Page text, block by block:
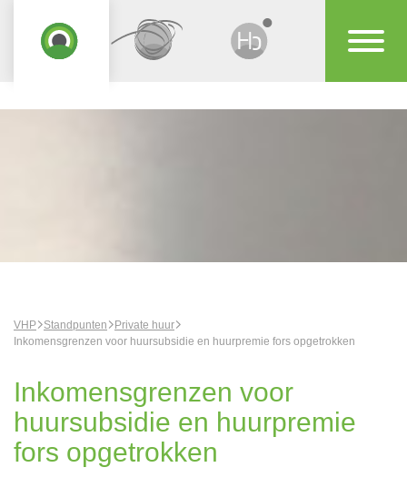
VHP Standpunten
Private huur
Inkomensgrenzen voor huursubsidie en huurpremie fors opgetrokken
Inkomensgrenzen voor
huursubsidie en huurpremie
fors opgetrokken